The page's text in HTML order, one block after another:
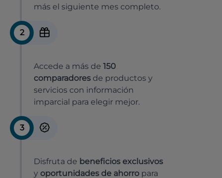
más el siguiente mes completo.
2
Accede a más de 150
comparadores de productos y
servicios con información
imparcial para elegir mejor.
3
Disfruta de beneficios exclusivos
y oportunidades de ahorro para